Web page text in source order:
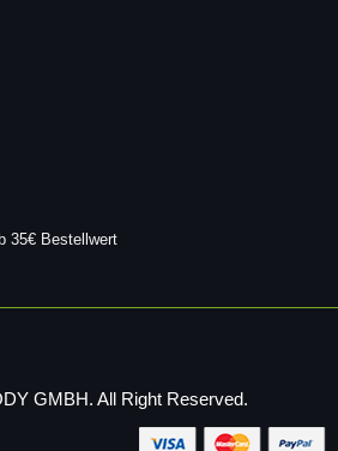
35€ Bestellwert
GMBH. All Right Reserved.